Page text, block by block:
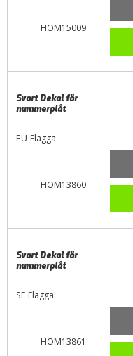
HOM15009
HOM13860
Svart Dekal för
nummerplåt
EU-Flagga
HOM13861
Svart Dekal för
nummerplåt
SE Flagga